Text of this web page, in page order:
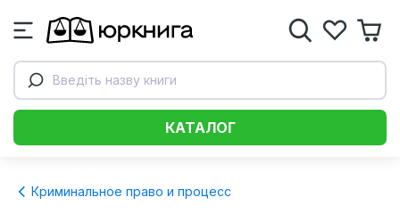
Введіть назву книги
КАТАЛОГ
Криминальное право и процесс